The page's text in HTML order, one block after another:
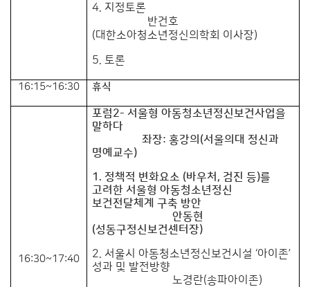
4. 지정토론
반건호
(대한소아청소년정신의학회 이사장)
5. 토론
16:15~16:30 휴식
16:30~17:40
포럼2- 서울형 아동청소년정신보건사업을
말하다
좌장: 홍강의(서울의대 정신과
명예교수)
1. 정책적 변화요소 (바우처, 검진 등)를
고려한 서울형 아동청소년정신
보건전달체계 구축 방안
안동현
(성동구정신보건센터장)
2. 서울시 아동청소년정신보건시설 ‘아이존’
성과 및 발전방향
노경란(송파아이존)